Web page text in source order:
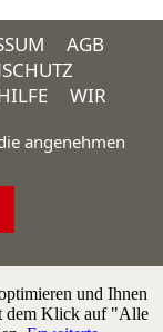
AGB
WIR
angenehmen
und Ihnen
dem Klick auf "Alle